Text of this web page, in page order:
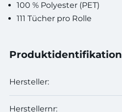
100 % Polyester (PET)
111 Tücher pro Rolle
Produktidentifikation
Hersteller:
Herstellernr: